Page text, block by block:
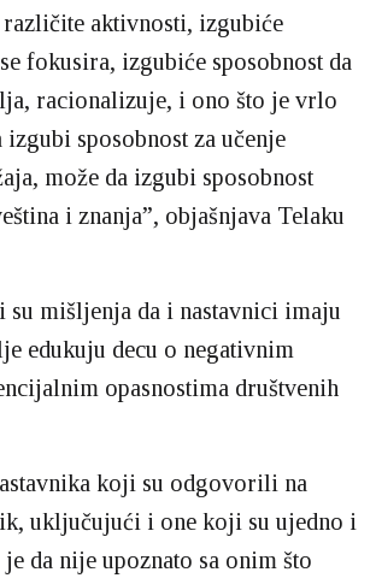
različite aktivnosti, izgubiće
fokusira, izgubiće sposobnost da
racionalizuje, i ono što je vrlo
izgubi sposobnost za učenje
može da izgubi sposobnost
i znanja”, objašnjava Telaku
mišljenja da i nastavnici imaju
edukuju decu o negativnim
opasnostima društvenih
koji su odgovorili na
uključujući i one koji su ujedno i
da nije upoznato sa onim što